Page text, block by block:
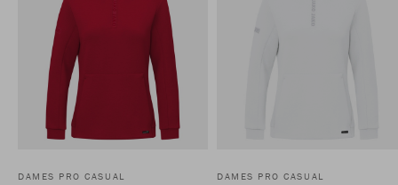
DAMES PRO CASUAL DAMES PRO CASUAL